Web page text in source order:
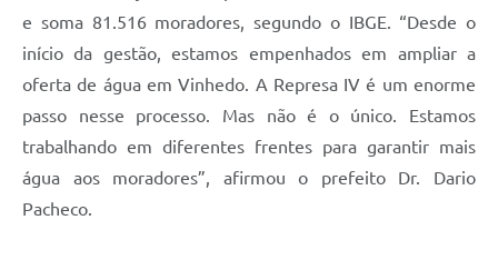
e soma 81.516 moradores, segundo o IBGE. “Desde o
início da gestão, estamos empenhados em ampliar a
oferta de água em Vinhedo. A Represa IV é um enorme
passo nesse processo. Mas não é o único. Estamos
trabalhando em diferentes frentes para garantir mais
água aos moradores”, afirmou o prefeito Dr. Dario
Pacheco.